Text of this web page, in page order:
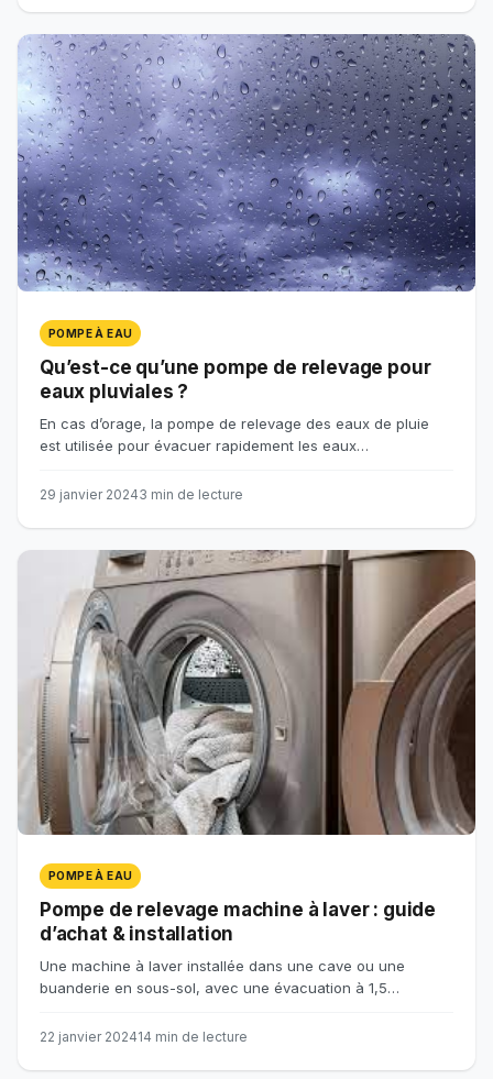
POMPE À EAU
Qu’est-ce qu’une pompe de relevage pour
eaux pluviales ?
En cas d’orage, la pompe de relevage des eaux de pluie
est utilisée pour évacuer rapidement les eaux…
29 janvier 20243 min de lecture
POMPE À EAU
Pompe de relevage machine à laver : guide
d’achat & installation
Une machine à laver installée dans une cave ou une
buanderie en sous-sol, avec une évacuation à 1,5…
22 janvier 202414 min de lecture